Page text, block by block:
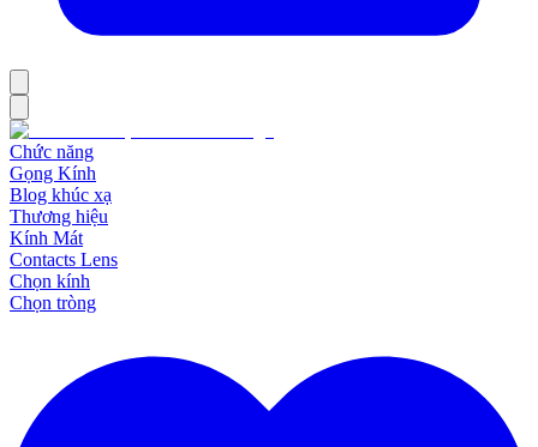
Chức năng
Gọng Kính
Blog khúc xạ
Thương hiệu
Kính Mát
Contacts Lens
Chọn kính
Chọn tròng